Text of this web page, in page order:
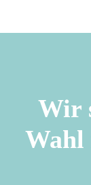
Wir
Wahl